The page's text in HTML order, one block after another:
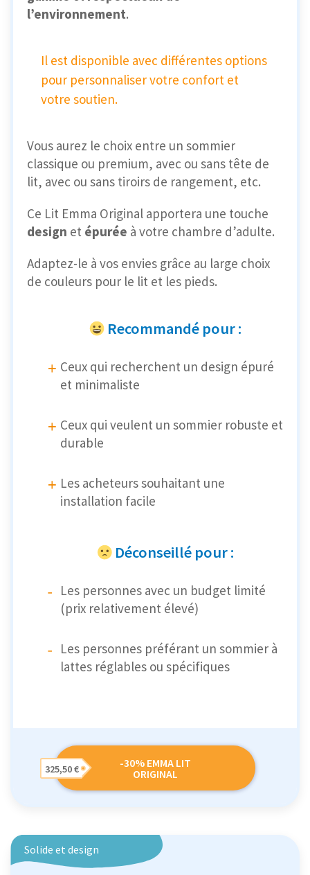
l’environnement.
Il est disponible avec différentes options
pour personnaliser votre confort et
votre soutien.
Vous aurez le choix entre un sommier
classique ou premium, avec ou sans tête de
lit, avec ou sans tiroirs de rangement, etc.
Ce Lit Emma Original apportera une touche
design et épurée à votre chambre d’adulte.
Adaptez-le à vos envies grâce au large choix
de couleurs pour le lit et les pieds.
Recommandé pour :
Ceux qui recherchent un design épuré
et minimaliste
Ceux qui veulent un sommier robuste et
durable
Les acheteurs souhaitant une
installation facile
Déconseillé pour :
Les personnes avec un budget limité
(prix relativement élevé)
Les personnes préférant un sommier à
lattes réglables ou spécifiques
-30% EMMA LIT
ORIGINAL
325,50 €
Solide et design